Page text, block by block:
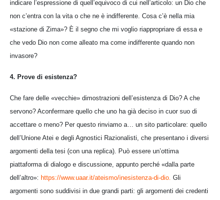
indicare l’espressione di quell’equivoco di cui nell’articolo: un Dio che
non c’entra con la vita o che ne è indifferente. Cosa c’è nella mia
«stazione di Zima»? È il segno che mi voglio riappropriare di essa e
che vedo Dio non come alleato ma come indifferente quando non
invasore?
4. Prove di esistenza?
Che fare delle «vecchie» dimostrazioni dell’esistenza di Dio? A che
servono? Aconfermare quello che uno ha già deciso in cuor suo di
accettare o meno? Per questo rinviamo a… un sito particolare: quello
dell’Unione Atei e degli Agnostici Razionalisti, che presentano i diversi
argomenti della tesi (con una replica). Può essere un’ottima
piattaforma di dialogo e discussione, appunto perché «dalla parte
dell’altro»: https://www.uaar.it/ateismo/inesistenza-di-dio. Gli
argomenti sono suddivisi in due grandi parti: gli argomenti dei credenti